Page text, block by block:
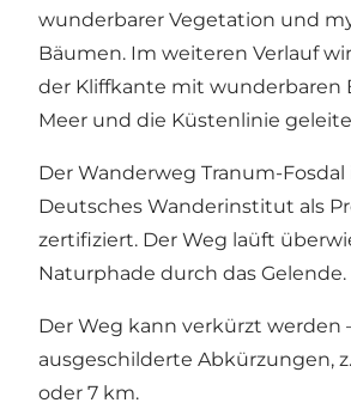
wunderbarer Vegetation und
Bäumen. Im weiteren Verlauf
der Kliffkante mit wunderbaren
Meer und die Küstenlinie
Der Wanderweg Tranum-Fosdal
Deutsches Wanderinstitut als
zertifiziert. Der Weg laüft
Naturphade durch das Gelende.
Der Weg kann verkürzt werden
ausgeschilderte Abkürzungen,
oder 7 km.